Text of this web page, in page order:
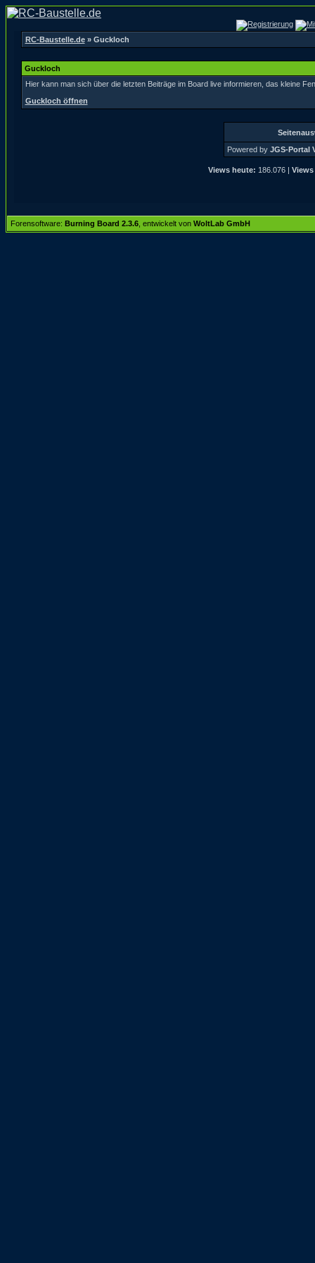
RC-Baustelle.de» Guckloch
Guckloch
Hier kann man sich über die letzten Beiträge im Board live informieren, das kleine
Guckloch öffnen
Powered by JGS-Portal
Views heute: 186.076 |
Forensoftware: Burning Board 2.3.6 , entwickelt von WoltLab GmbH